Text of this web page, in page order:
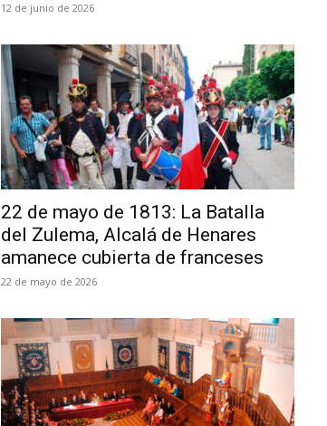
12 de junio de 2026
22 de mayo de 1813: La Batalla
del Zulema, Alcalá de Henares
amanece cubierta de franceses
22 de mayo de 2026